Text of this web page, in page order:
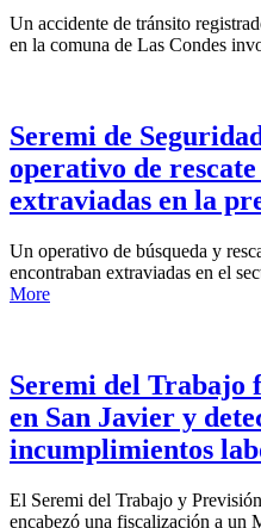
Un accidente de tránsito
en la comuna de Las Condes
Seremi de
operativo de
extraviadas en la
Un operativo de búsqueda y
encontraban extraviadas en el
More
Seremi del Trabajo
en San Javier y
incumplimientos
El Seremi del Trabajo y
encabezó una fiscalización a un